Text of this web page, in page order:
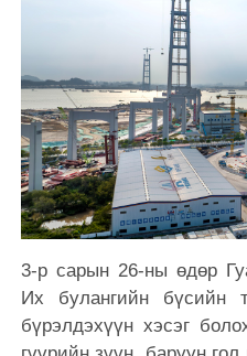
3-р сарын 26-ны өдөр
Их булангийн бүсийн
бүрэлдэхүүн хэсэг